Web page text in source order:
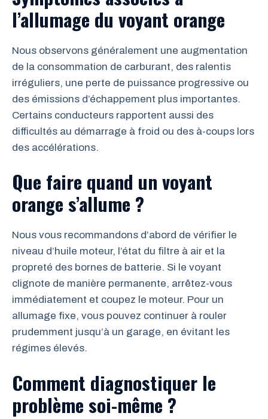
l’allumage du voyant orange
Nous observons généralement une augmentation
de la consommation de carburant, des ralentis
irréguliers, une perte de puissance progressive ou
des émissions d’échappement plus importantes.
Certains conducteurs rapportent aussi des
difficultés au démarrage à froid ou des à-coups lors
des accélérations.
Que faire quand un voyant
orange s’allume ?
Nous vous recommandons d’abord de vérifier le
niveau d’huile moteur, l’état du filtre à air et la
propreté des bornes de batterie. Si le voyant
clignote de manière permanente, arrêtez-vous
immédiatement et coupez le moteur. Pour un
allumage fixe, vous pouvez continuer à rouler
prudemment jusqu’à un garage, en évitant les
régimes élevés.
Comment diagnostiquer le
problème soi-même ?